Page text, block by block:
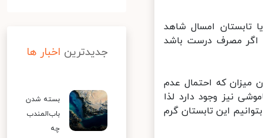
تابستان امسال شاهد
بود؟ اظهار کرد: اگر مصرف درست باشد
میزان که احتمال عدم
نیز وجود دارد لذا
این تابستان گرم
جدیدترین اخبار ها
بسته شدن
باب‌المندب
چه